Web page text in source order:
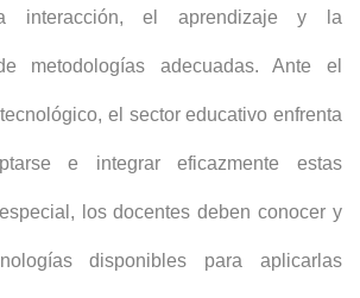
interacción, el aprendizaje y la
metodologías adecuadas. Ante el
el sector educativo enfrenta
e integrar eficazmente estas
los docentes deben conocer y
disponibles para aplicarlas